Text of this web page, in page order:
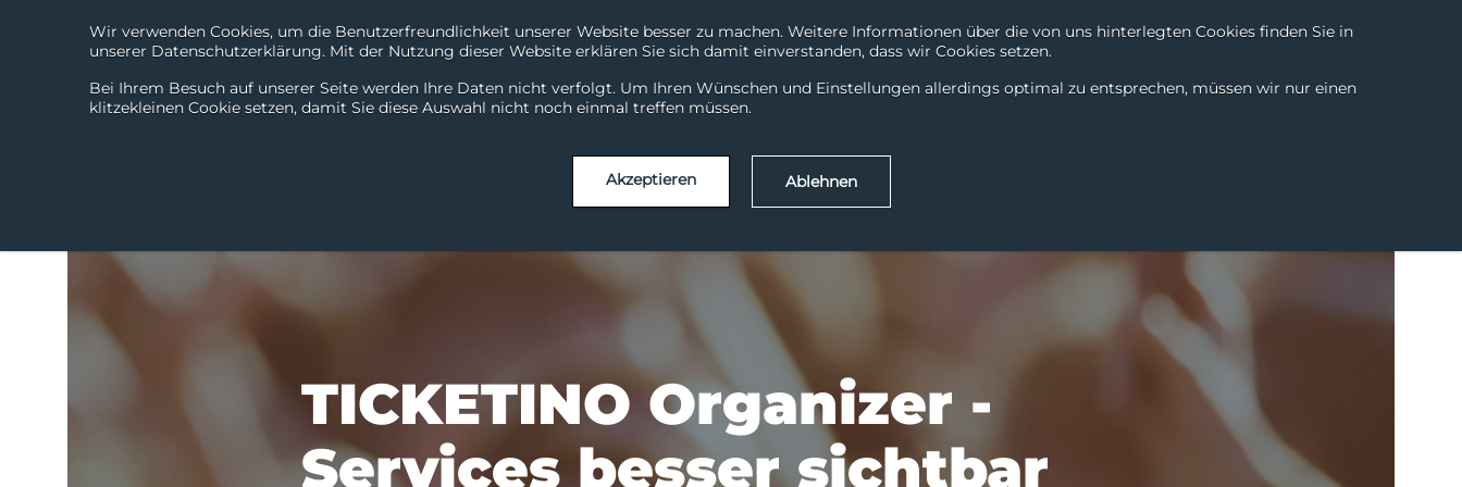
Wir verwenden Cookies, um die Benutzerfreundlichkeit unserer Website besser zu machen. Weitere Informationen über die von uns hinterlegten Cookies finden Sie in
unserer Datenschutzerklärung. Mit der Nutzung dieser Website erklären Sie sich damit einverstanden, dass wir Cookies setzen.
Bei Ihrem Besuch auf unserer Seite werden Ihre Daten nicht verfolgt. Um Ihren Wünschen und Einstellungen allerdings optimal zu entsprechen, müssen wir nur einen
klitzekleinen Cookie setzen, damit Sie diese Auswahl nicht noch einmal treffen müssen.
Akzeptieren Ablehnen
Downloads Support Technologien
Services Solutions Branchen Erfolgsgeschichten News & Blogs Über uns
TICKETINO Organizer -
Services besser sichtbar